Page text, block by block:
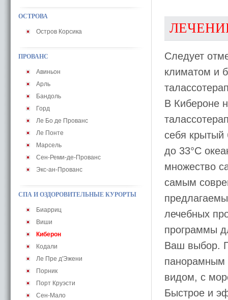
ОСТРОВА
Остров Корсика
ПРОВАНС
Авиньон
Арль
Бандоль
Горд
Ле Бо де Прованс
Ле Понте
Марсель
Сен-Реми-де-Прованс
Экс-ан-Прованс
СПА И ОЗДОРОВИТЕЛЬНЫЕ КУРОРТЫ
Биарриц
Виши
Киберон
Кодали
Ле Пре д'Эжени
Порник
Порт Круэсти
Сен-Мало
Следует
климатом и
В Кибероне
себя крытый
до 33°C
множество
самым
лечебных
программы
Ваш выбор.
панорамным
видом, с
Быстрое и